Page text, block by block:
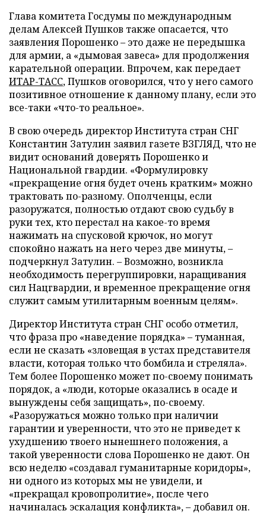
Глава комитета Госдумы по международным
делам Алексей Пушков также опасается, что
заявления Порошенко – это даже не передышка
для армии, а «дымовая завеса» для продолжения
карательной операции. Впрочем, как передает
ИТАР-ТАСС, Пушков оговорился, что у него самого
позитивное отношение к данному плану, если это
все-таки «что-то реальное».
В свою очередь директор Института стран СНГ
Константин Затулин заявил газете ВЗГЛЯД, что не
видит оснований доверять Порошенко и
Национальной гвардии. «Формулировку
«прекращение огня будет очень кратким» можно
трактовать по-разному. Ополченцы, если
разоружатся, полностью отдают свою судьбу в
руки тех, кто перестал на какое-то время
нажимать на спусковой крючок, но могут
спокойно нажать на него через две минуты, –
подчеркнул Затулин. – Возможно, возникла
необходимость перегруппировки, наращивания
сил Нацгвардии, и временное прекращение огня
служит самым утилитарным военным целям».
Директор Института стран СНГ особо отметил,
что фраза про «наведение порядка» – туманная,
если не сказать «зловещая в устах представителя
власти, которая только что бомбила и стреляла».
Тем более Порошенко может по-своему понимать
порядок, а «люди, которые оказались в осаде и
вынуждены себя защищать», по-своему.
«Разоружаться можно только при наличии
гарантии и уверенности, что это не приведет к
ухудшению твоего нынешнего положения, а
такой уверенности слова Порошенко не дают. Он
всю неделю «создавал гуманитарные коридоры»,
ни одного из которых мы не увидели, и
«прекращал кровопролитие», после чего
начиналась эскалация конфликта», – добавил он.